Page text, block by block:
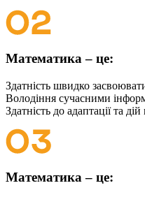
Математика – це:
Здатність швидко
Володіння сучасними
Здатність до адаптації та
Математика – це: